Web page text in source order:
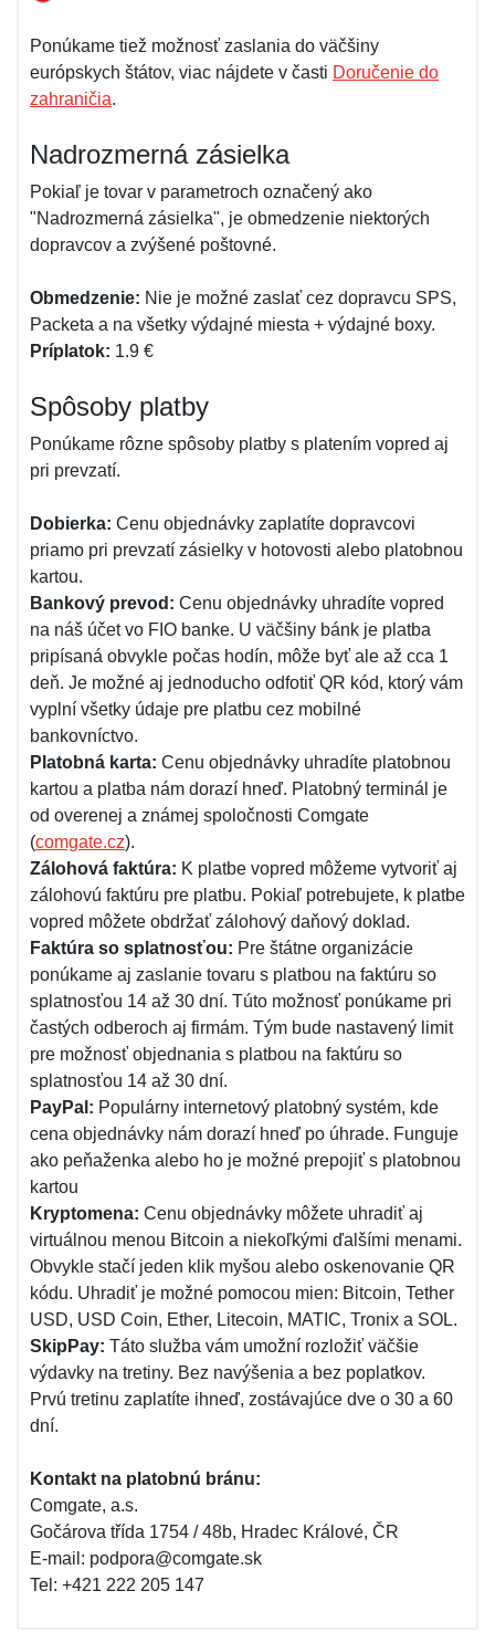
Ponúkame tiež možnosť zaslania do väčšiny
európskych štátov, viac nájdete v časti Doručenie do
zahraničia.
Nadrozmerná zásielka
Pokiaľ je tovar v parametroch označený ako
"Nadrozmerná zásielka", je obmedzenie niektorých
dopravcov a zvýšené poštovné.
Obmedzenie: Nie je možné zaslať cez dopravcu SPS,
Packeta a na všetky výdajné miesta + výdajné boxy.
Príplatok: 1.9 €
Spôsoby platby
Ponúkame rôzne spôsoby platby s platením vopred aj
pri prevzatí.
Dobierka: Cenu objednávky zaplatíte dopravcovi
priamo pri prevzatí zásielky v hotovosti alebo platobnou
kartou.
Bankový prevod: Cenu objednávky uhradíte vopred
na náš účet vo FIO banke. U väčšiny bánk je platba
pripísaná obvykle počas hodín, môže byť ale až cca 1
deň. Je možné aj jednoducho odfotiť QR kód, ktorý vám
vyplní všetky údaje pre platbu cez mobilné
bankovníctvo.
Platobná karta: Cenu objednávky uhradíte platobnou
kartou a platba nám dorazí hneď. Platobný terminál je
od overenej a známej spoločnosti Comgate
(comgate.cz).
Zálohová faktúra: K platbe vopred môžeme vytvoriť aj
zálohovú faktúru pre platbu. Pokiaľ potrebujete, k platbe
vopred môžete obdržať zálohový daňový doklad.
Faktúra so splatnosťou: Pre štátne organizácie
ponúkame aj zaslanie tovaru s platbou na faktúru so
splatnosťou 14 až 30 dní. Túto možnosť ponúkame pri
častých odberoch aj firmám. Tým bude nastavený limit
pre možnosť objednania s platbou na faktúru so
splatnosťou 14 až 30 dní.
PayPal: Populárny internetový platobný systém, kde
cena objednávky nám dorazí hneď po úhrade. Funguje
ako peňaženka alebo ho je možné prepojiť s platobnou
kartou
Kryptomena: Cenu objednávky môžete uhradiť aj
virtuálnou menou Bitcoin a niekoľkými ďalšími menami.
Obvykle stačí jeden klik myšou alebo oskenovanie QR
kódu. Uhradiť je možné pomocou mien: Bitcoin, Tether
USD, USD Coin, Ether, Litecoin, MATIC, Tronix a SOL.
SkipPay: Táto služba vám umožní rozložiť väčšie
výdavky na tretiny. Bez navýšenia a bez poplatkov.
Prvú tretinu zaplatíte ihneď, zostávajúce dve o 30 a 60
dní.
Kontakt na platobnú bránu:
Comgate, a.s.
Gočárova třída 1754 / 48b, Hradec Králové, ČR
E-mail: podpora@comgate.sk
Tel: +421 222 205 147